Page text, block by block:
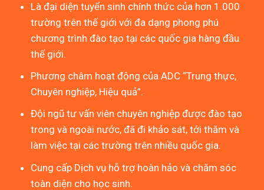
Là đại diện tuyển sinh chính thức của hơn 1.000
trường trên thế giới với đa dạng phong phú
chương trình đào tạo tại các quốc gia hàng đầu
thế giới.
Phương châm hoạt động của ADC “Trung thực,
Chuyên nghiệp, Hiệu quả”.
Đội ngũ tư vấn viên chuyên nghiệp được đào tạo
trong và ngoài nước, đã đi khảo sát, tới thăm và
làm việc tại các trường trên nhiều quốc gia.
Cung cấp Dịch vụ hỗ trợ hoàn hảo và chăm sóc
toàn diện cho học sinh.